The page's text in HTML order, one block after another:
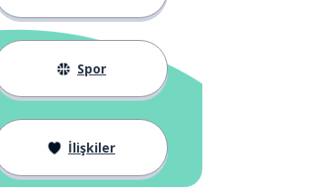
Spor
İlişkiler